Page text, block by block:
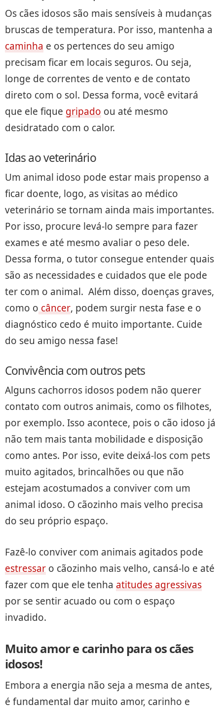
Os cães idosos são mais sensíveis à mudanças
bruscas de temperatura. Por isso, mantenha a
caminha e os pertences do seu amigo
precisam ficar em locais seguros. Ou seja,
longe de correntes de vento e de contato
direto com o sol. Dessa forma, você evitará
que ele fique gripado ou até mesmo
desidratado com o calor.
Idas ao veterinário
Um animal idoso pode estar mais propenso a
ficar doente, logo, as visitas ao médico
veterinário se tornam ainda mais importantes.
Por isso, procure levá-lo sempre para fazer
exames e até mesmo avaliar o peso dele.
Dessa forma, o tutor consegue entender quais
são as necessidades e cuidados que ele pode
ter com o animal. Além disso, doenças graves,
como o câncer, podem surgir nesta fase e o
diagnóstico cedo é muito importante. Cuide
do seu amigo nessa fase!
Convivência com outros pets
Alguns cachorros idosos podem não querer
contato com outros animais, como os filhotes,
por exemplo. Isso acontece, pois o cão idoso já
não tem mais tanta mobilidade e disposição
como antes. Por isso, evite deixá-los com pets
muito agitados, brincalhões ou que não
estejam acostumados a conviver com um
animal idoso. O cãozinho mais velho precisa
do seu próprio espaço.
Fazê-lo conviver com animais agitados pode
estressar o cãozinho mais velho, cansá-lo e até
fazer com que ele tenha atitudes agressivas
por se sentir acuado ou com o espaço
invadido.
Muito amor e carinho para os cães
idosos!
Embora a energia não seja a mesma de antes,
é fundamental dar muito amor, carinho e